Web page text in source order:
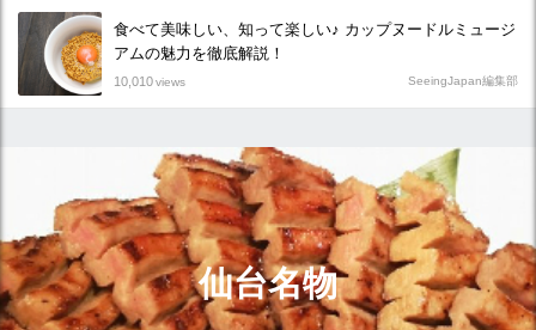
食べて美味しい、知って楽しい♪ カップヌードルミュージ
アムの魅力を徹底解説！
10,010views SeeingJapan編集部
仙台名物